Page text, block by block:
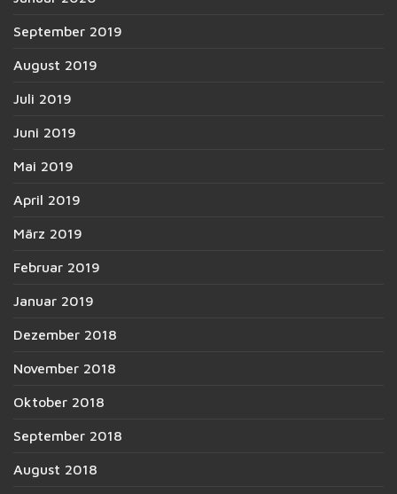
September 2019
August 2019
Juli 2019
Juni 2019
Mai 2019
April 2019
März 2019
Februar 2019
Januar 2019
Dezember 2018
November 2018
Oktober 2018
September 2018
August 2018